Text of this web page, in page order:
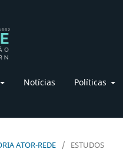
Notícias Políticas
ATOR-REDE / ESTUDOS